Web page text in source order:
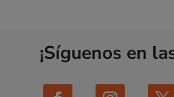
¡Síguenos en